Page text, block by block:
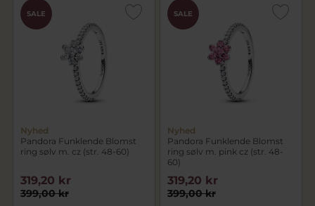
SALE
Nyhed
Pandora Funklende Blomst
ring sølv m. cz (str. 48-60)
399,00 kr
319,20 kr
SALE
Nyhed
Pandora Funklende Blomst
ring sølv m. pink cz (str. 48-
60)
399,00 kr
319,20 kr